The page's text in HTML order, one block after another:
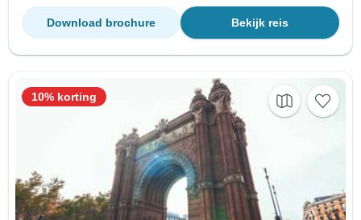
Bekijk reis
Download brochure
10% korting